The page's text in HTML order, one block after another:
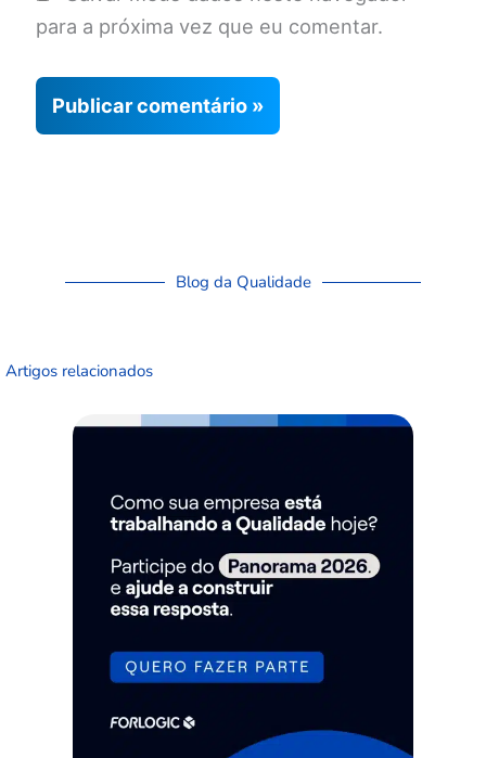
para a próxima vez que eu comentar.
Blog da Qualidade
Artigos relacionados